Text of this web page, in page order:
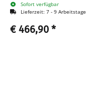
Sofort verfügbar
Lieferzeit: 7 - 9 Arbeitstage
€ 466,90 *